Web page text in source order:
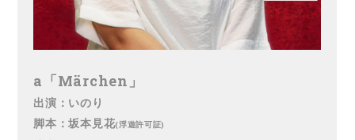
a「Märchen」
出演：いのり
脚本：坂本見花(浮遊許可証)